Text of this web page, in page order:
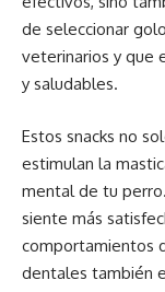
de seleccionar
veterinarios y que
y saludables.
Estos snacks no
estimulan la
mental de tu
siente más
comportamientos
dentales también